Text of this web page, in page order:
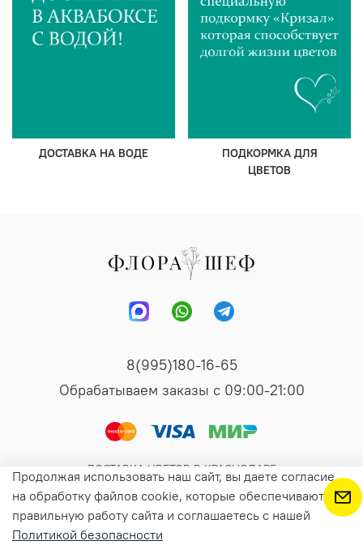
Предзаказ
ДОСТАВКА НА ВОДЕ
ПОДКОРМКА ДЛЯ
ЦВЕТОВ
8(995)180-16-65
Обрабатываем заказы с 09:00-21:00
ДОСТАВКА ЦВЕТОВ В КРАСНОДАРЕ
Продолжая использовать наш сайт, вы даете согласие
на обработку файлов cookie, которые обеспечивают
правильную работу сайта и соглашаетесь с нашей
Политикой безопасности